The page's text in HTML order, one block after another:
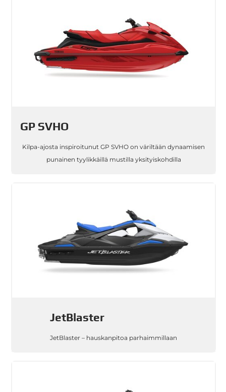
GP SVHO
Kilpa-ajosta inspiroitunut GP SVHO on väriltään dynaamisen
punainen tyylikkäillä mustilla yksityiskohdilla
JetBlaster
JetBlaster – hauskanpitoa parhaimmillaan